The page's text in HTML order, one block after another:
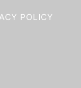
POLICY